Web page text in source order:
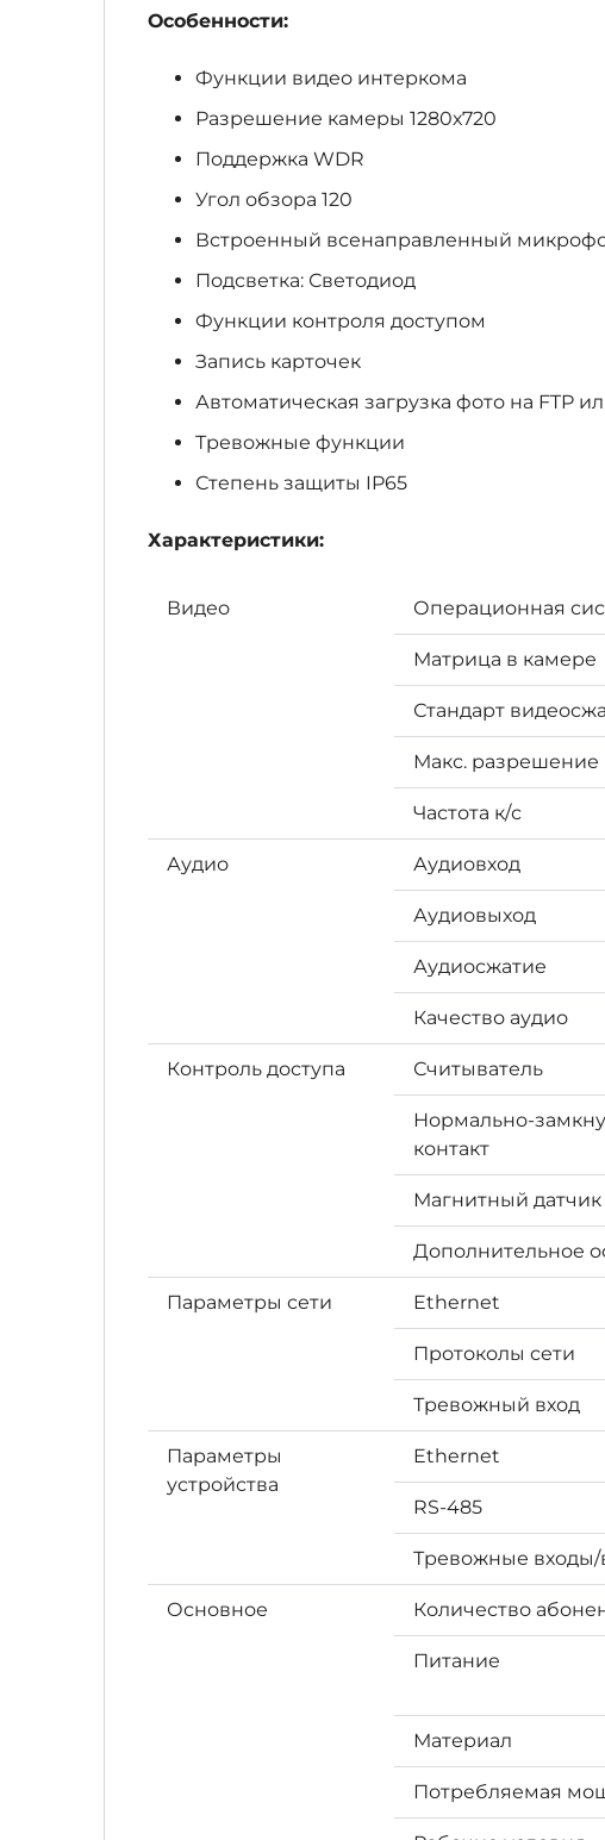
Особенности:
Функции видео интеркома
Разрешение камеры 1280х720
Поддержка WDR
Угол обзора 120
Встроенный всенаправленный
Подсветка: Светодиод
Функции контроля доступом
Запись карточек
Автоматическая загрузка фото на FTP
Тревожные функции
Степень защиты IP65
Характеристики:
Видео Операционная
Матрица в камере
Стандарт
Макс. разрешение
Частота к/с
Аудио Аудиовход
Аудиовыход
Аудиосжатие
Качество аудио
Контроль доступа Считыватель
Нормально-
контакт
Магнитный
Дополнительное
Параметры сети Ethernet
Протоколы сети
Тревожный вход
Параметры
устройства
Ethernet
RS-485
Тревожные входы/
Основное Количество
Питание
Материал
Потребляемая